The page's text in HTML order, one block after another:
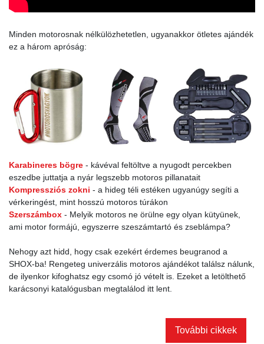
Minden motorosnak nélkülözhetetlen, ugyanakkor ötletes ajándék
ez a három apróság:
Karabineres bögre - kávéval feltöltve a nyugodt percekben
eszedbe juttatja a nyár legszebb motoros pillanatait
Kompressziós zokni - a hideg téli estéken ugyanúgy segíti a
vérkeringést, mint hosszú motoros túrákon
Szerszámbox - Melyik motoros ne örülne egy olyan kütyünek,
ami motor formájú, egyszerre szeszámtartó és zseblámpa?
Nehogy azt hidd, hogy csak ezekért érdemes beugranod a
SHOX-ba! Rengeteg univerzális motoros ajándékot találsz nálunk,
de ilyenkor kifoghatsz egy csomó jó vételt is. Ezeket a letölthető
karácsonyi katalógusban megtalálod itt lent.
További cikkek